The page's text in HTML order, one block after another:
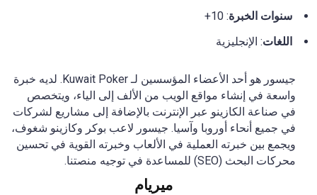
سنوات الخبرة: 10+
اللغات: الإنجليزية
جيسور هو أحد الأعضاء المؤسسين لـ Kuwait Poker. لديه خبرة
واسعة في إنشاء مواقع الويب من الألف إلى الياء، ويتخصص
في صناعة الكازينو عبر الإنترنت بالإضافة إلى مشاريع لشركات
في جميع أنحاء أوروبا وآسيا. جيسور لاعب بوكر وكازينو شغوف،
ويجمع بين خبرته العملية في الألعاب وخبرته القوية في تحسين
محركات البحث (SEO) للمساعدة في توجيه منصتنا.
ميريام